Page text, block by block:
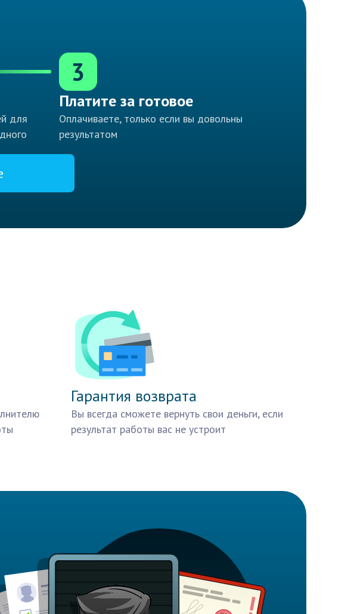
для
3
Платите за готовое
Оплачиваете, только если вы довольны
результатом
Гарантия возврата
Вы всегда сможете вернуть свои деньги, если
результат работы вас не устроит